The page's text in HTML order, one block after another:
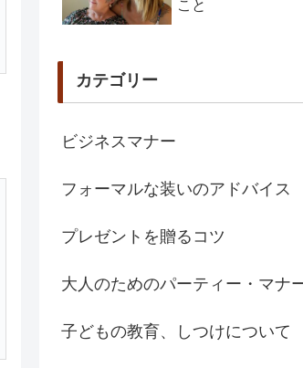
こと
カテゴリー
ビジネスマナー
フォーマルな装いのアドバイス
プレゼントを贈るコツ
大人のためのパーティー・マナ
子どもの教育、しつけについて